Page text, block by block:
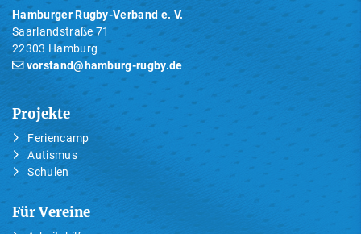
Hamburger Rugby-Verband e. V.
Saarlandstraße 71
22303 Hamburg
vorstand@hamburg-rugby.de
Projekte
Feriencamp
Autismus
Schulen
Für Vereine